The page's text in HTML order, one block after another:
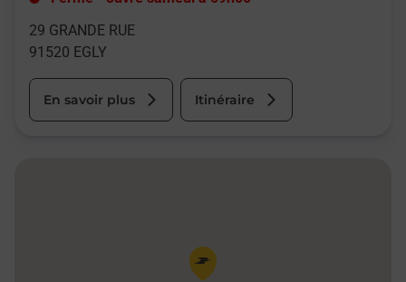
29 GRANDE RUE
91520 EGLY
En savoir plus Itinéraire
Pin de la carte